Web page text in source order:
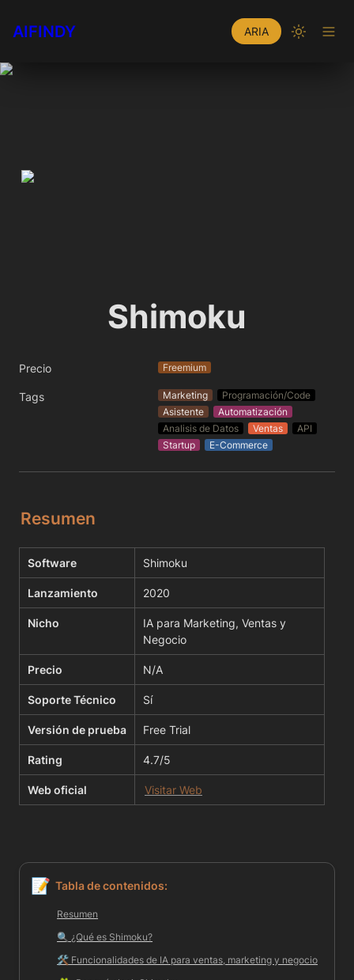
AIFINDY ARIA
Shimoku
Precio Freemium
Tags Marketing
Programación/Code
Asistente
Automatización
Analisis de Datos
Ventas
API
Startup
E-Commerce
Resumen
Software Shimoku
Lanzamiento 2020
Nicho
IA para Marketing, Ventas y
Negocio
Precio N/A
Soporte Técnico Sí
Versión de prueba Free Trial
Rating 4.7/5
Web oficial Visitar Web
📝 Tabla de contenidos:
Resumen
🔍 ¿Qué es Shimoku?
🛠️ Funcionalidades de IA para ventas, marketing y negocio